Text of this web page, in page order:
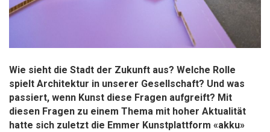
Wie sieht die Stadt der Zukunft aus? Welche Rolle
spielt Architektur in unserer Gesellschaft? Und was
passiert, wenn Kunst diese Fragen aufgreift? Mit
diesen Fragen zu einem Thema mit hoher Aktualität
hatte sich zuletzt die Emmer Kunstplattform «akku»